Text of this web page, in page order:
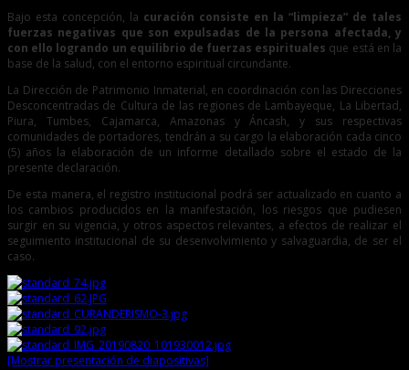
Bajo esta concepción, la curación consiste en la “limpieza” de tales
fuerzas negativas que son expulsadas de la persona afectada, y
con ello logrando un equilibrio de fuerzas espirituales que está en la
base de la salud, con el entorno espiritual circundante.
La Dirección de Patrimonio Inmaterial, en coordinación con las Direcciones
Desconcentradas de Cultura de las regiones de Lambayeque, La Libertad,
Piura, Tumbes, Cajamarca, Amazonas y Áncash, y sus respectivas
comunidades de portadores, tendrán a su cargo la elaboración cada cinco
(5) años la elaboración de un informe detallado sobre el estado de la
presente declaración.
De esta manera, el registro institucional podrá ser actualizado en cuanto a
los cambios producidos en la manifestación, los riesgos que pudiesen
surgir en su vigencia, y otros aspectos relevantes, a efectos de realizar el
seguimiento institucional de su desenvolvimiento y salvaguardia, de ser el
caso.
[Mostrar presentación de diapositivas]